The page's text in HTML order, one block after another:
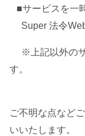
■サービスを一
Super 法令
※上記以外のサ
す。
ご不明な点など
いいたします。